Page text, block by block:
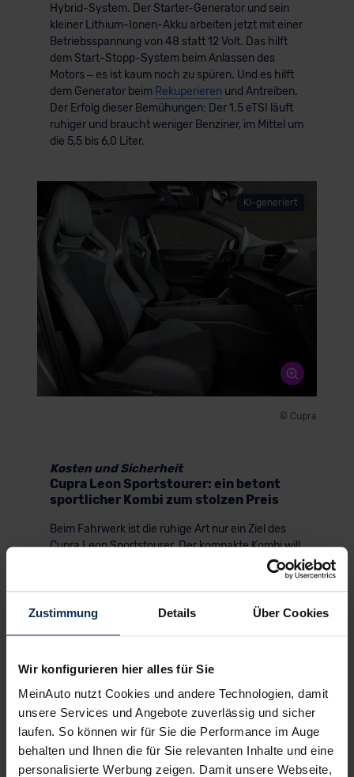
Zustimmung Details Über Cookies
Wir konfigurieren hier alles für Sie
MeinAuto nutzt Cookies und andere Technologien, damit
unsere Services und Angebote zuverlässig und sicher
laufen. So können wir für Sie die Performance im Auge
behalten und Ihnen die für Sie relevanten Inhalte und eine
personalisierte Werbung zeigen. Damit unsere Webseite,
Hybrid-System. Der Starter-Generator und sein
kleiner Lithium-Ionen-Akku arbeiten jetzt mit einer
Betriebsspannung von 48 statt 12 Volt. Das hilft
dem Start-Stopp-System beim Anlassen des
Motors – es ist kaum noch zu spüren. Und es hilft
dem Generator beim Rekuperierenund Antreiben.
Der Erfolg dieser Bemühungen: Der 1.5 eTSI läuft
ruhiger und braucht weniger Benziner, im Mittel um
die 5,5 bis 6,0 Liter.
KI-generiert
© Cupra
Kosten und Sicherheit
Cupra Leon Sportstourer: ein betont
sportlicher Kombi zum stolzen Preis
Beim Fahrwerk ist die ruhige Art nur ein Ziel des
Cupra Leon Sportstourer. Der kompakte Kombi will
vor allem das “Sport” im Tourer betonen – und das
gelingt im vorzüglich. Mit seinem langen Radstand
und der breiten Spur liegt der Leon ST satt auf der
Straße. Mit seiner Mehrlenker-Hinterachse und
Bodenkontakt.
Der Federungskomfort des Standardfahrwerks ist
solide – mit den Adaptivdämpfern fühlt sich der
Cupra Leon ST jedoch spürbar komfortabler an;
nicht. Überzeugen kann uns Cupras
Kompaktkombi zudem mit seiner passiven